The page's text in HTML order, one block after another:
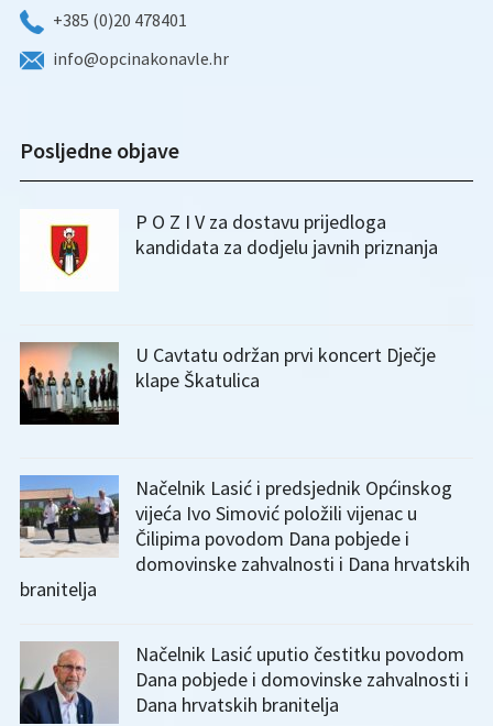
+385 (0)20 478401
info@opcinakonavle.hr
Posljedne objave
P O Z I V za dostavu prijedloga
kandidata za dodjelu javnih priznanja
U Cavtatu održan prvi koncert Dječje
klape Škatulica
Načelnik Lasić i predsjednik Općinskog
vijeća Ivo Simović položili vijenac u
Čilipima povodom Dana pobjede i
domovinske zahvalnosti i Dana hrvatskih
branitelja
Načelnik Lasić uputio čestitku povodom
Dana pobjede i domovinske zahvalnosti i
Dana hrvatskih branitelja